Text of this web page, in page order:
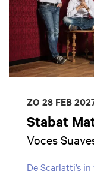
Stabat
Voces
De Scarlatti’s
ZO 28 FEB